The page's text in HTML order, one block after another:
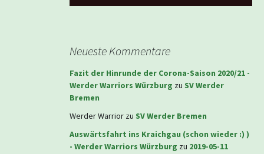
Neueste Kommentare
Fazit der Hinrunde der Corona-Saison 2020/21 -
Werder Warriors Würzburg zu SV Werder
Bremen
Werder Warrior zu SV Werder Bremen
Auswärtsfahrt ins Kraichgau (schon wieder :) )
- Werder Warriors Würzburg zu 2019-05-11